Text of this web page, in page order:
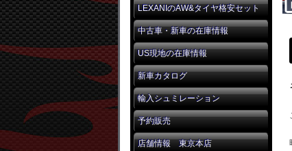
LEXANIのAW&タイヤ格安セット
中古車・新車の在庫情報
US現地の在庫情報
新車カタログ
輸入シュミレーション
予約販売
店舗情報 東京本店